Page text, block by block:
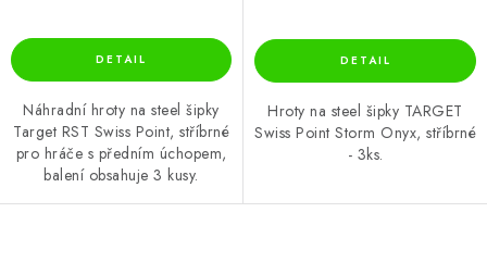
Náhradní hroty na steel šipky
Target RST Swiss Point, stříbrné
pro hráče s předním úchopem,
balení obsahuje 3 kusy.
Hroty na steel šipky TARGET
Swiss Point Storm Onyx, stříbrné
- 3ks.